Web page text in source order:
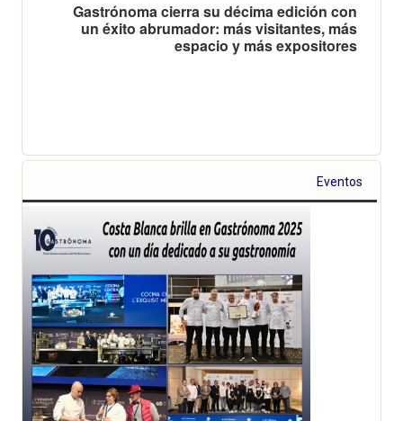
Gastrónoma cierra su décima edición con
un éxito abrumador: más visitantes, más
espacio y más expositores
Eventos